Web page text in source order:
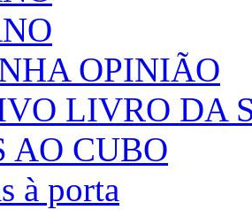
OPINIÃO
LIVRO DA
AO CUBO
à porta